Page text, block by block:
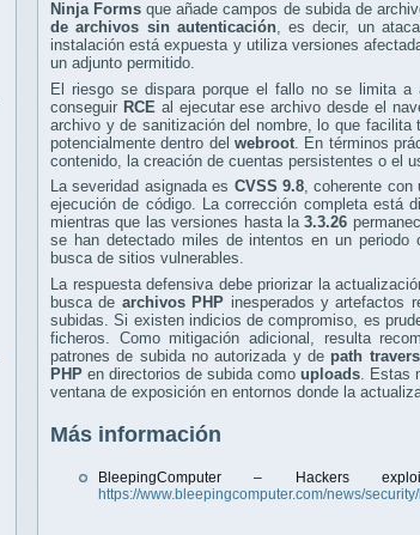
Ninja Forms que añade campos de subida de
de archivos sin autenticación, es decir, un
instalación está expuesta y utiliza versiones
un adjunto permitido.
El riesgo se dispara porque el fallo no se limita
conseguir RCE al ejecutar ese archivo desde el
archivo y de sanitización del nombre, lo que facilita
potencialmente dentro del webroot . En términos
contenido, la creación de cuentas persistentes o el
La severidad asignada es CVSS 9.8, coherente con
ejecución de código. La corrección completa está
mientras que las versiones hasta la3.3.26
se han detectado miles de intentos en un periodo
busca de sitios vulnerables.
La respuesta defensiva debe priorizar la
busca de archivos PHP inesperados y artefactos
subidas. Si existen indicios de compromiso, es
ficheros. Como mitigación adicional, resulta
patrones de subida no autorizada y de path
PHP en directorios de subida comouploads .
ventana de exposición en entornos donde la
Más información
BleepingComputer – Hackers
https://www.bleepingcomputer.com/news/